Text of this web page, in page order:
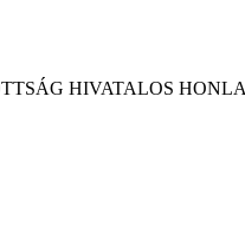
HIVATALOS